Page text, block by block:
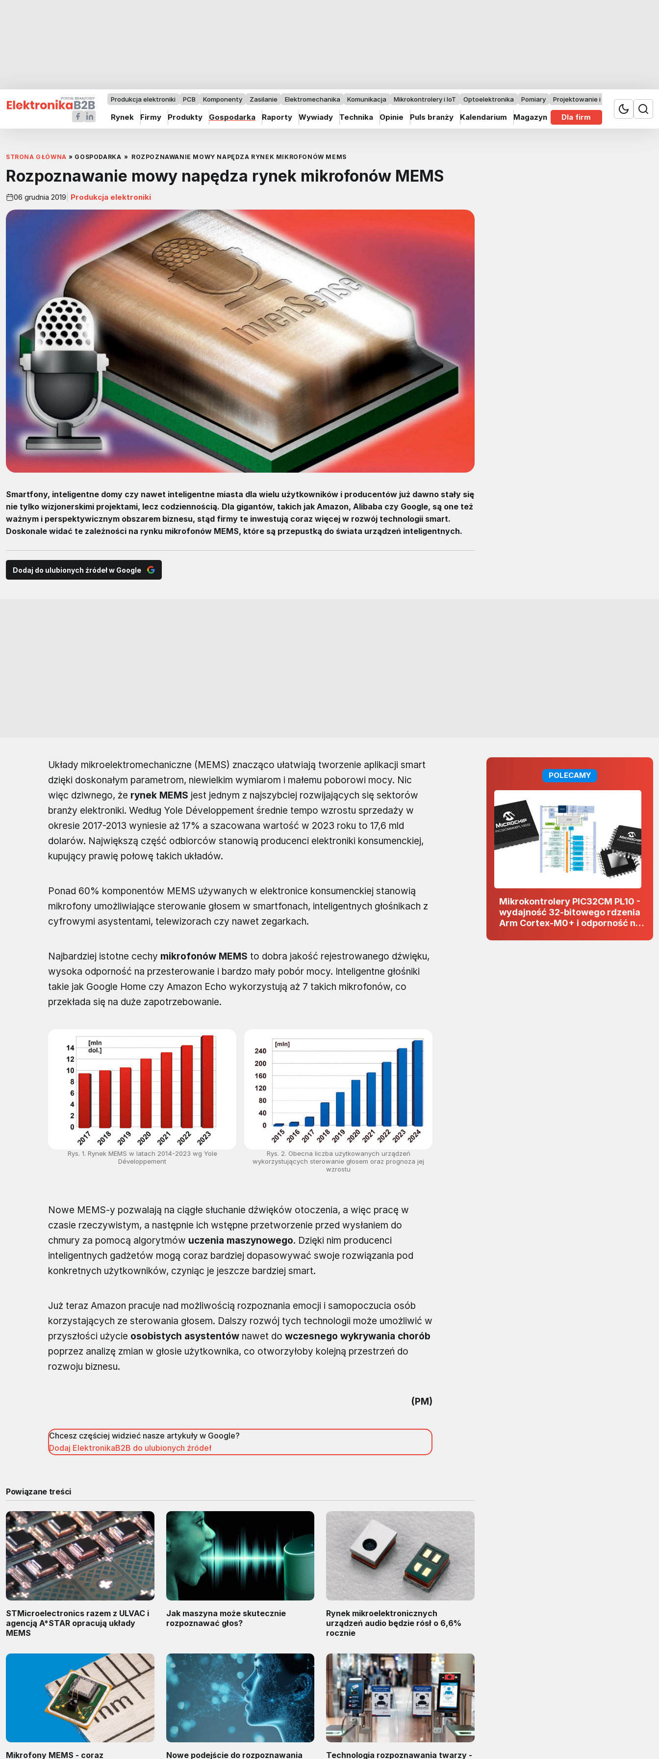
Produkcja elektroniki PCB Komponenty Zasilanie Elektromechanika Komunikacja Mikrokontrolery i IoT Optoelektronika Pomiary Projektowanie i badania
Rynek Firmy Produkty Gospodarka Raporty Wywiady Technika Opinie Puls branży Kalendarium Magazyn Dla firm
STRONA GŁÓWNA » GOSPODARKA » ROZPOZNAWANIE MOWY NAPĘDZA RYNEK MIKROFONÓW MEMS
Rozpoznawanie mowy napędza rynek mikrofonów MEMS
06 grudnia 2019 Produkcja elektroniki
Smartfony, inteligentne domy czy nawet inteligentne miasta dla wielu użytkowników i producentów już dawno stały się
nie tylko wizjonerskimi projektami, lecz codziennością. Dla gigantów, takich jak Amazon, Alibaba czy Google, są one też
ważnym i perspektywicznym obszarem biznesu, stąd firmy te inwestują coraz więcej w rozwój technologii smart.
Doskonale widać te zależności na rynku mikrofonów MEMS, które są przepustką do świata urządzeń inteligentnych.
Dodaj do ulubionych źródeł w Google
Układy mikroelektromechaniczne (MEMS) znacząco ułatwiają tworzenie aplikacji smart
dzięki doskonałym parametrom, niewielkim wymiarom i małemu poborowi mocy. Nic
więc dziwnego, że rynek MEMS jest jednym z najszybciej rozwijających się sektorów
branży elektroniki. Według Yole Développement średnie tempo wzrostu sprzedaży w
okresie 2017-2013 wyniesie aż 17% a szacowana wartość w 2023 roku to 17,6 mld
dolarów. Największą część odbiorców stanowią producenci elektroniki konsumenckiej,
kupujący prawię połowę takich układów.
Ponad 60% komponentów MEMS używanych w elektronice konsumenckiej stanowią
mikrofony umożliwiające sterowanie głosem w smartfonach, inteligentnych głośnikach z
cyfrowymi asystentami, telewizorach czy nawet zegarkach.
Najbardziej istotne cechy mikrofonów MEMS to dobra jakość rejestrowanego dźwięku,
wysoka odporność na przesterowanie i bardzo mały pobór mocy. Inteligentne głośniki
takie jak Google Home czy Amazon Echo wykorzystują aż 7 takich mikrofonów, co
przekłada się na duże zapotrzebowanie.
Rys. 1. Rynek MEMS w latach 2014-2023 wg Yole
Développement
Rys. 2. Obecna liczba użytkowanych urządzeń
wykorzystujących sterowanie głosem oraz prognoza jej
wzrostu
Nowe MEMS-y pozwalają na ciągłe słuchanie dźwięków otoczenia, a więc pracę w
czasie rzeczywistym, a następnie ich wstępne przetworzenie przed wysłaniem do
chmury za pomocą algorytmów uczenia maszynowego. Dzięki nim producenci
inteligentnych gadżetów mogą coraz bardziej dopasowywać swoje rozwiązania pod
konkretnych użytkowników, czyniąc je jeszcze bardziej smart.
Już teraz Amazon pracuje nad możliwością rozpoznania emocji i samopoczucia osób
korzystających ze sterowania głosem. Dalszy rozwój tych technologii może umożliwić w
przyszłości użycie osobistych asystentów nawet do wczesnego wykrywania chorób
poprzez analizę zmian w głosie użytkownika, co otworzyłoby kolejną przestrzeń do
rozwoju biznesu.
(PM)
Chcesz częściej widzieć nasze artykuły w Google?
Dodaj ElektronikaB2B do ulubionych źródeł
Powiązane treści
STMicroelectronics razem z ULVAC i
agencją A*STAR opracują układy
MEMS
Jak maszyna może skutecznie
rozpoznawać głos?
Rynek mikroelektronicznych
urządzeń audio będzie rósł o 6,6%
rocznie
Mikrofony MEMS - coraz Nowe podejście do rozpoznawania Technologia rozpoznawania twarzy -
POLECAMY
Mikrokontrolery PIC32CM PL10 -
wydajność 32-bitowego rdzenia
Arm Cortex-M0+ i odporność na